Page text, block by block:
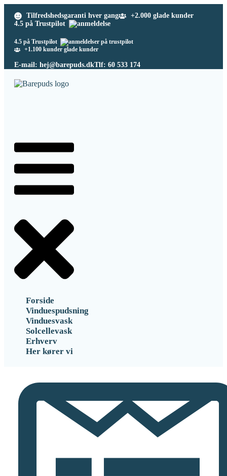
Tilfredshedsgaranti hver gang
+2.000 glade kunder
4.5 på Trustpilot
4.5 på Trustpilot
+1.100 kunder glade kunder
E-mail: hej@barepuds.dkTlf: 60 533 174
Forside
Vinduespudsning
Vinduesvask
Solcellevask
Erhverv
Her kører vi